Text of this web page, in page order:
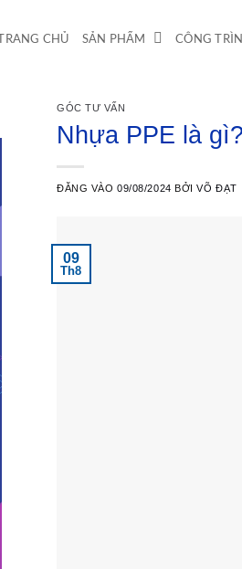
CHỦ SẢN PHẨM CÔNG
GÓC TƯ VẤN
Nhựa PPE là
ĐĂNG VÀO09/08/2024 BỞIVÕ ĐẠT
09
Th8